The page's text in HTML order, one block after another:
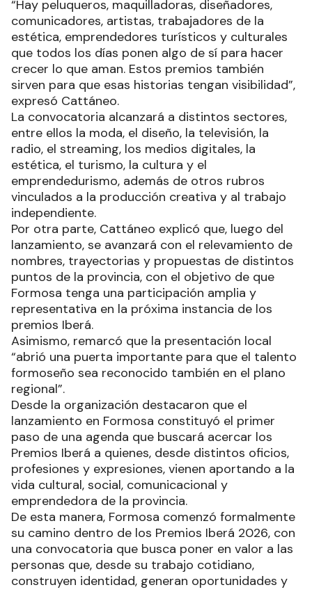
“Hay peluqueros, maquilladoras, diseñadores,
comunicadores, artistas, trabajadores de la
estética, emprendedores turísticos y culturales
que todos los días ponen algo de sí para hacer
crecer lo que aman. Estos premios también
sirven para que esas historias tengan visibilidad”,
expresó Cattáneo.
La convocatoria alcanzará a distintos sectores,
entre ellos la moda, el diseño, la televisión, la
radio, el streaming, los medios digitales, la
estética, el turismo, la cultura y el
emprendedurismo, además de otros rubros
vinculados a la producción creativa y al trabajo
independiente.
Por otra parte, Cattáneo explicó que, luego del
lanzamiento, se avanzará con el relevamiento de
nombres, trayectorias y propuestas de distintos
puntos de la provincia, con el objetivo de que
Formosa tenga una participación amplia y
representativa en la próxima instancia de los
premios Iberá.
Asimismo, remarcó que la presentación local
“abrió una puerta importante para que el talento
formoseño sea reconocido también en el plano
regional”.
Desde la organización destacaron que el
lanzamiento en Formosa constituyó el primer
paso de una agenda que buscará acercar los
Premios Iberá a quienes, desde distintos oficios,
profesiones y expresiones, vienen aportando a la
vida cultural, social, comunicacional y
emprendedora de la provincia.
De esta manera, Formosa comenzó formalmente
su camino dentro de los Premios Iberá 2026, con
una convocatoria que busca poner en valor a las
personas que, desde su trabajo cotidiano,
construyen identidad, generan oportunidades y